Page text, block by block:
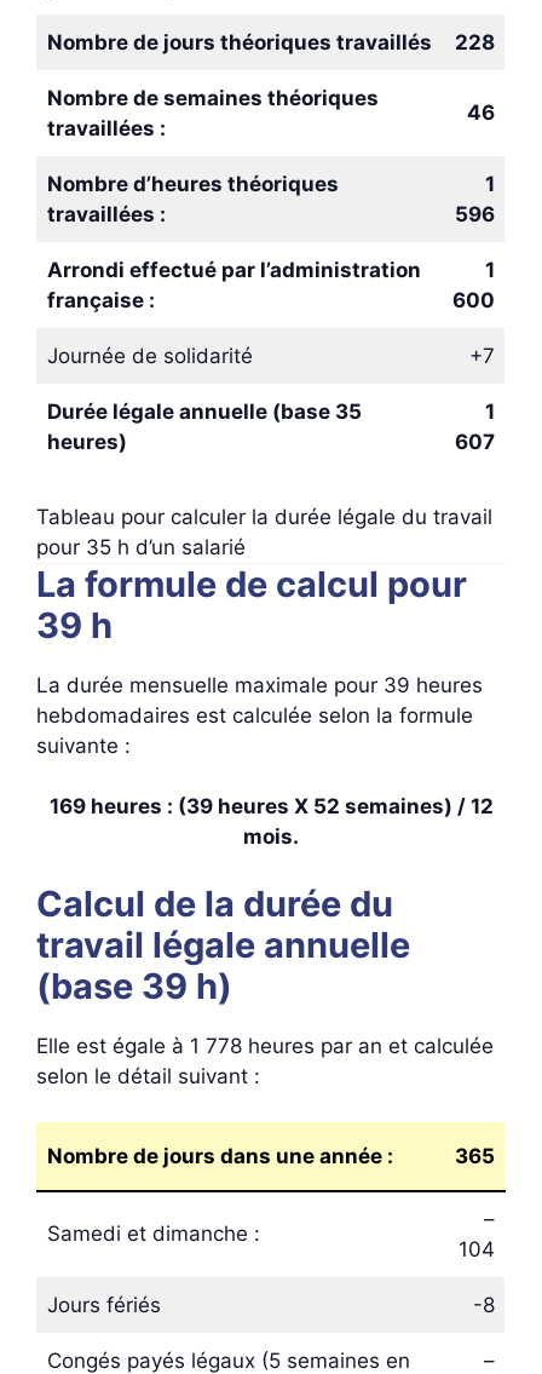
Nombre de jours théoriques travaillés 228
Nombre de semaines théoriques
travaillées :
46
Nombre d’heures théoriques
travaillées :
1
596
Arrondi effectué par l’administration
française :
1
600
Journée de solidarité +7
Durée légale annuelle (base 35
heures)
1
607
Tableau pour calculer la durée légale du travail
pour 35 h d’un salarié
La formule de calcul pour
39 h
La durée mensuelle maximale pour 39 heures
hebdomadaires est calculée selon la formule
suivante :
169 heures : (39 heures X 52 semaines) / 12
mois.
Calcul de la durée du
travail légale annuelle
(base 39 h)
Elle est égale à 1 778 heures par an et calculée
selon le détail suivant :
Nombre de jours dans une année : 365
Samedi et dimanche :
–
104
Jours fériés -8
Congés payés légaux (5 semaines en
–